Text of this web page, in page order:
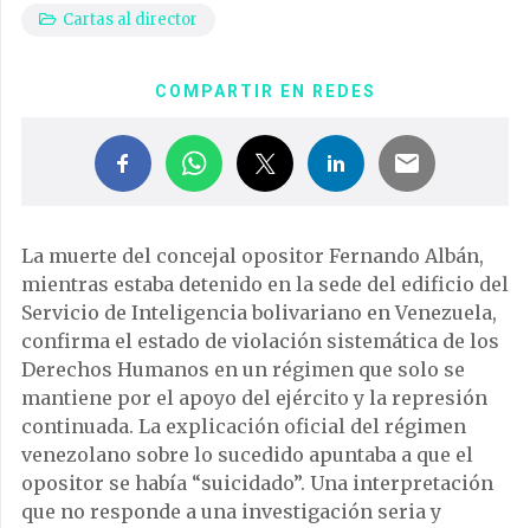
Cartas al director
COMPARTIR EN REDES
La muerte del concejal opositor Fernando Albán,
mientras estaba detenido en la sede del edificio del
Servicio de Inteligencia bolivariano en Venezuela,
confirma el estado de violación sistemática de los
Derechos Humanos en un régimen que solo se
mantiene por el apoyo del ejército y la represión
continuada. La explicación oficial del régimen
venezolano sobre lo sucedido apuntaba a que el
opositor se había “suicidado”. Una interpretación
que no responde a una investigación seria y